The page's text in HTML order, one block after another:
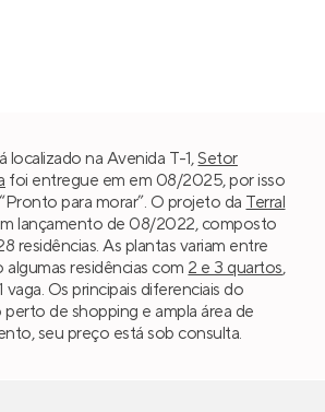
localizado na Avenida T-1,Setor
foi entregue em em 08/2025, por isso
para morar”. O projeto da Terral
lançamento de 08/2022, composto
residências. As plantas variam entre
algumas residências com 2 e 3 quartos,
vaga. Os principais diferenciais do
de shopping e ampla área de
seu preço está sob consulta.